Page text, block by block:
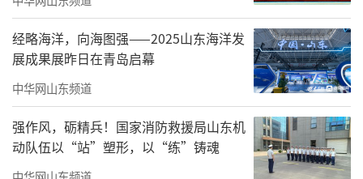
孟君介绍了两网平台的运营情况，并一同赏阅
了赵孟君的文章与作品。赵孟君也借机分享了
自己画作背后的创作灵感与故事。
经略海洋，向海图强——2025山东海洋发
展成果展昨日在青岛启幕
中华网山东频道
强作风，砺精兵！国家消防救援局山东机
动队伍以“站”塑形，以“练”铸魂